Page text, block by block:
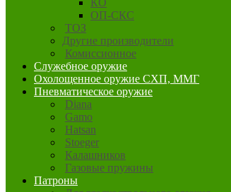
КО
ОП-СКС
ТОЗ
Другие производители
Комиссионное
Служебное оружие
Охолощенное оружие СХП, ММГ
Пневматическое оружие
Diana
Gamo
Hatsan
Stoeger
Калашников
Газовые пружины
Патроны